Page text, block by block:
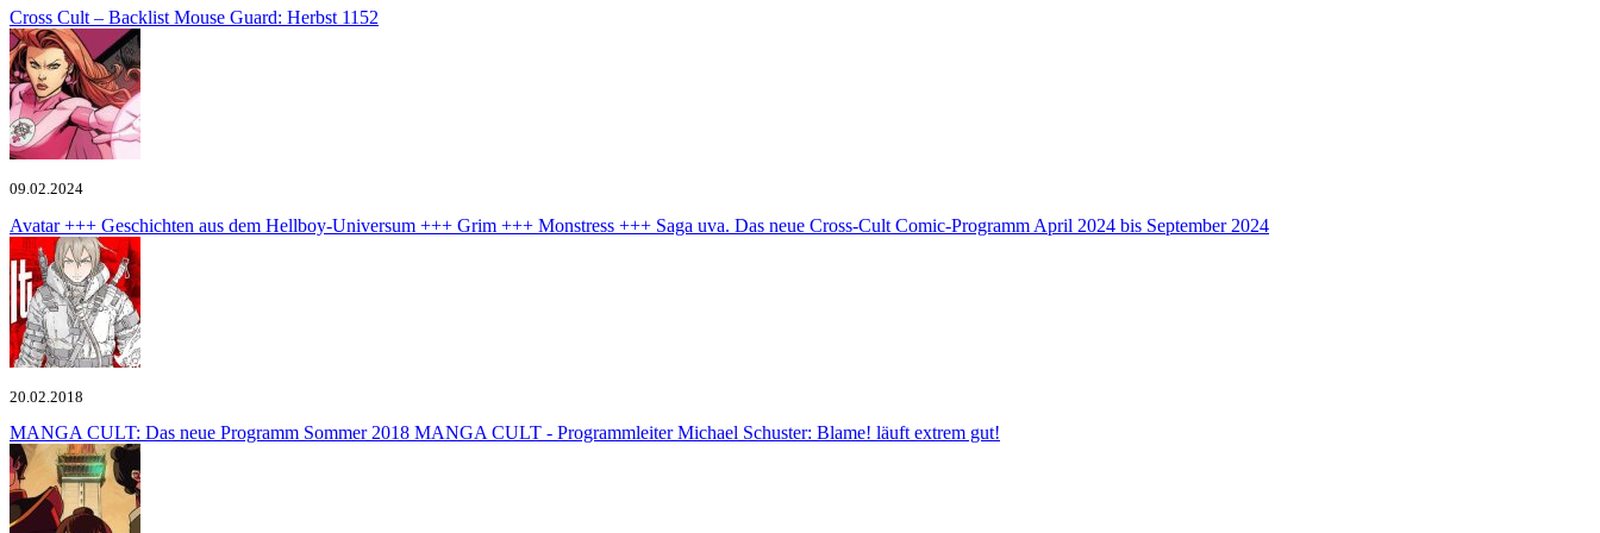
Cross Cult – Backlist Mouse Guard: Herbst 1152
09.02.2024
Avatar +++ Geschichten aus dem Hellboy-Universum +++ Grim +++ Monstress +++ Saga uva. Das neue Cross-Cult Comic-Programm April 2024 bis September 2024
20.02.2018
MANGA CULT: Das neue Programm Sommer 2018 MANGA CULT - Programmleiter Michael Schuster: Blame! läuft extrem gut!